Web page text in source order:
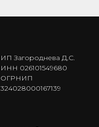
ИП Загороднева Д.С.
ИНН 026101549680
ОГРНИП
324028000167139